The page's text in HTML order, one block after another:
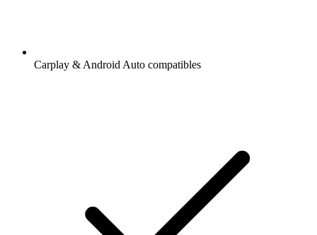
Carplay & Android Auto compatibles